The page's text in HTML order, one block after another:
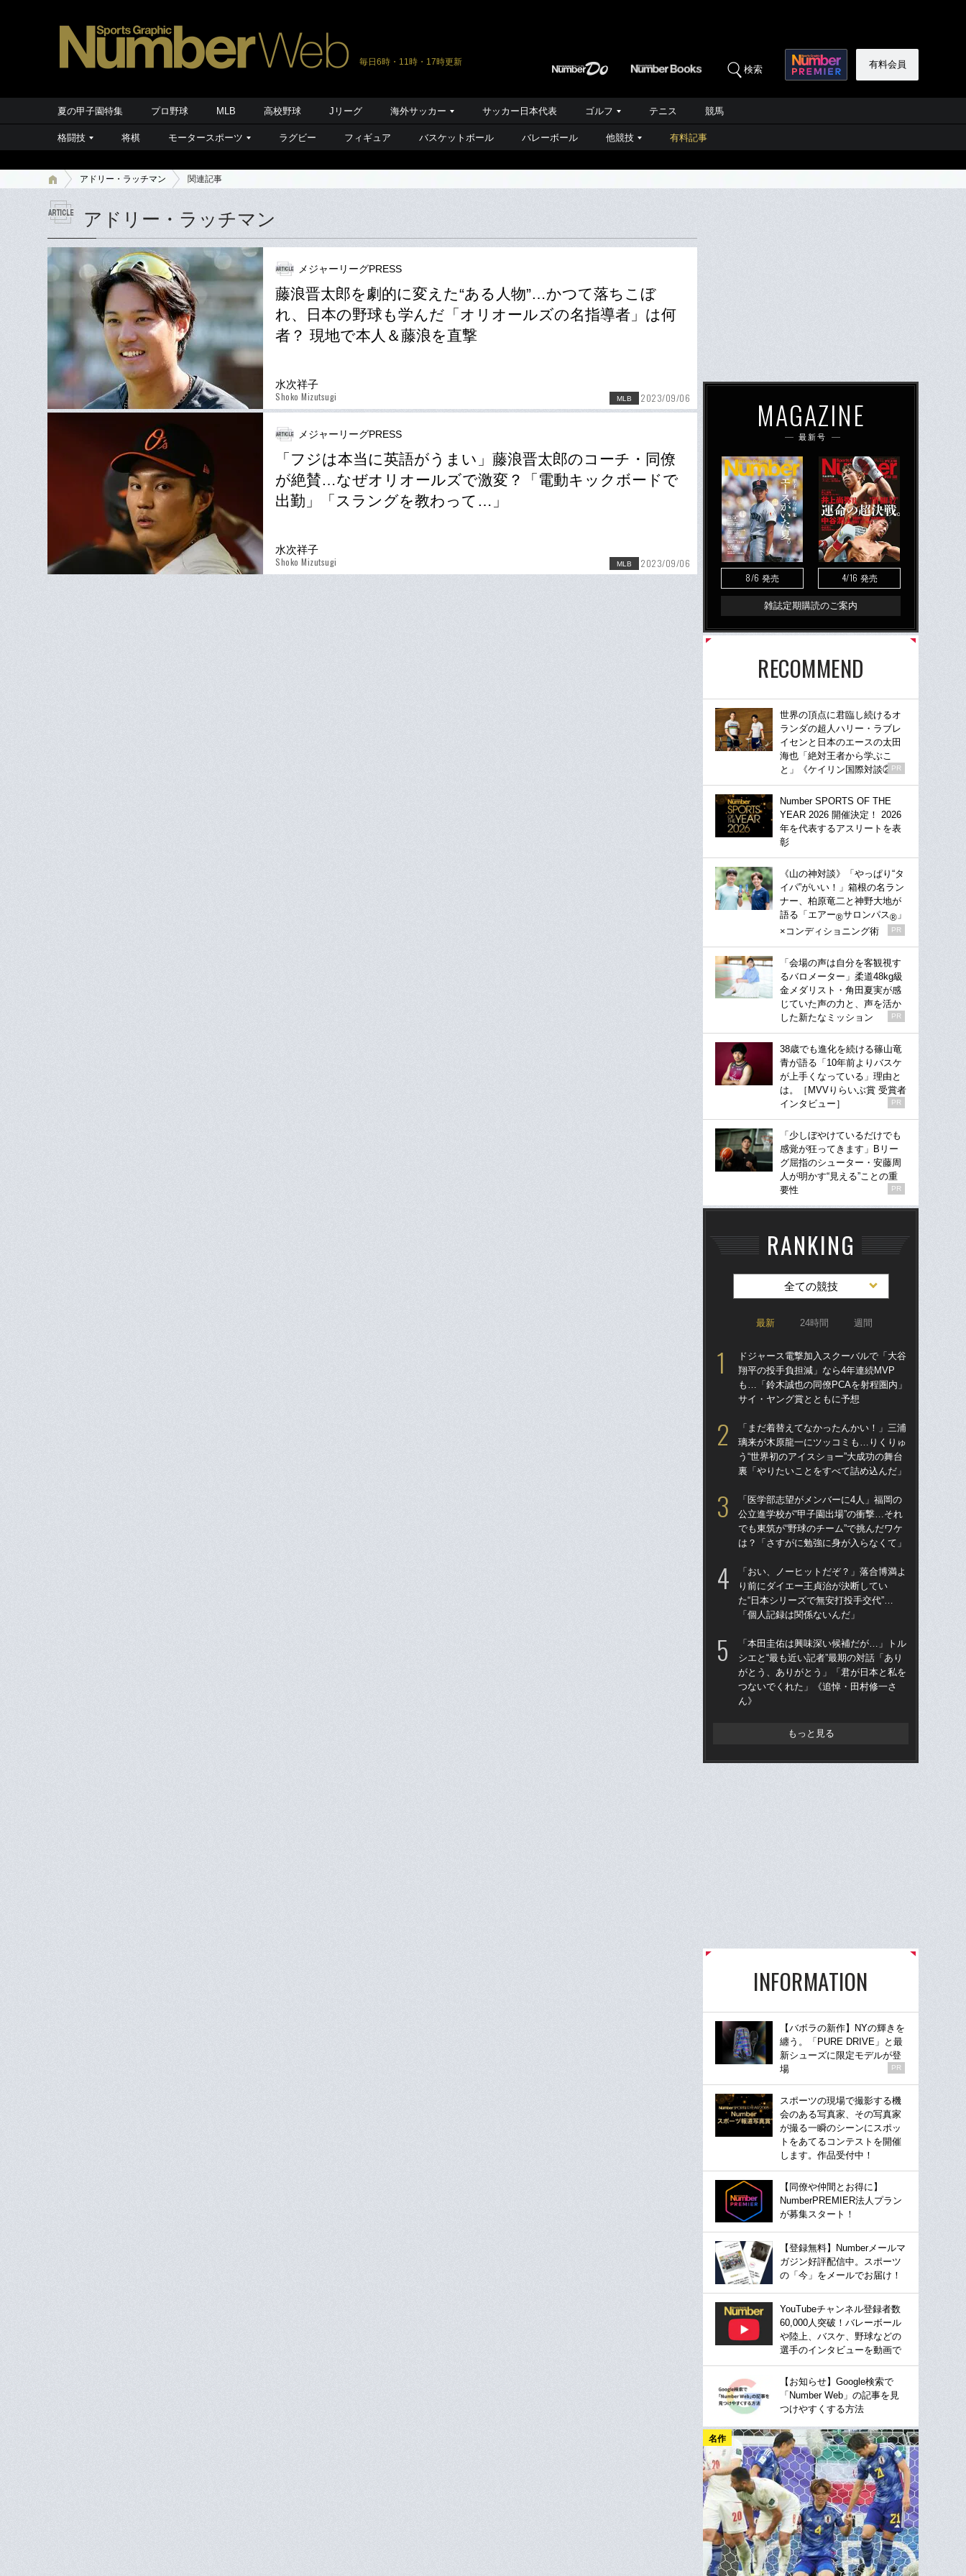
毎日6時・11時・17時更新
検索 有料会員
夏の甲子園特集 プロ野球 MLB 高校野球 Jリーグ 海外サッカー サッカー日本代表 ゴルフ テニス 競馬
格闘技 将棋 モータースポーツ ラグビー フィギュア バスケットボール バレーボール 他競技 有料記事
アドリー・ラッチマン 関連記事
アドリー・ラッチマン
メジャーリーグPRESS
藤浪晋太郎を劇的に変えた“ある人物”…かつて落ちこぼ
れ、日本の野球も学んだ「オリオールズの名指導者」は何
者？ 現地で本人＆藤浪を直撃
水次祥子
Shoko Mizutsugi MLB 2023/09/06
メジャーリーグPRESS
「フジは本当に英語がうまい」藤浪晋太郎のコーチ・同僚
が絶賛…なぜオリオールズで激変？「電動キックボードで
出勤」「スラングを教わって…」
水次祥子
Shoko Mizutsugi MLB 2023/09/06
MAGAZINE
最新号
8/6 発売 4/16 発売
雑誌定期購読のご案内
RECOMMEND
世界の頂点に君臨し続けるオ
ランダの超人ハリー・ラブレ
イセンと日本のエースの太田
海也「絶対王者から学ぶこ
と」《ケイリン国際対談②》
PR
Number SPORTS OF THE
YEAR 2026 開催決定！ 2026
年を代表するアスリートを表
彰
《山の神対談》「やっぱり“タ
イパ”がいい！」箱根の名ラン
ナー、柏原竜二と神野大地が
語る「エアー®サロンパス® 」
×コンディショニング術
PR
「会場の声は自分を客観視す
るバロメーター」柔道48kg級
金メダリスト・角田夏実が感
じていた声の力と、声を活か
した新たなミッション
PR
38歳でも進化を続ける篠山竜
青が語る「10年前よりバスケ
が上手くなっている」理由と
は。［MVVりらいぶ賞 受賞者
インタビュー］
PR
「少しぼやけているだけでも
感覚が狂ってきます」Bリー
グ屈指のシューター・安藤周
人が明かす“見える”ことの重
要性
PR
RANKING
全ての競技
最新 24時間 週間
ドジャース電撃加入スクーバルで「大谷
翔平の投手負担減」なら4年連続MVP
も…「鈴木誠也の同僚PCAを射程圏内」
サイ・ヤング賞とともに予想
「まだ着替えてなかったんかい！」三浦
璃来が木原龍一にツッコミも…りくりゅ
う“世界初のアイスショー”大成功の舞台
裏「やりたいことをすべて詰め込んだ」
「医学部志望がメンバーに4人」福岡の
公立進学校が“甲子園出場”の衝撃…それ
でも東筑が“野球のチーム”で挑んだワケ
は？「さすがに勉強に身が入らなくて」
「おい、ノーヒットだぞ？」落合博満よ
り前にダイエー王貞治が決断してい
た“日本シリーズで無安打投手交代”…
「個人記録は関係ないんだ」
「本田圭佑は興味深い候補だが…」トル
シエと“最も近い記者”最期の対話「あり
がとう、ありがとう」「君が日本と私を
つないでくれた」《追悼・田村修一さ
ん》
もっと見る
INFORMATION
【バボラの新作】NYの輝きを
纏う。「PURE DRIVE」と最
新シューズに限定モデルが登
場
PR
スポーツの現場で撮影する機
会のある写真家、その写真家
が撮る一瞬のシーンにスポッ
トをあてるコンテストを開催
します。作品受付中！
【同僚や仲間とお得に】
NumberPREMIER法人プラン
が募集スタート！
【登録無料】Numberメールマ
ガジン好評配信中。スポーツ
の「今」をメールでお届け！
YouTubeチャンネル登録者数
60,000人突破！バレーボール
や陸上、バスケ、野球などの
選手のインタビューを動画で
【お知らせ】Google検索で
「Number Web」の記事を見
つけやすくする方法
名作